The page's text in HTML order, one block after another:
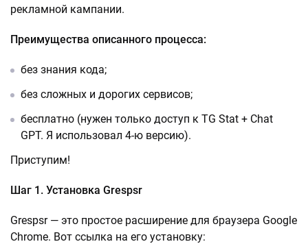
рекламной кампании.
Преимущества описанного процесса:
без знания кода;
без сложных и дорогих сервисов;
бесплатно (нужен только доступ к TG Stat + Chat
GPT. Я использовал 4-ю версию).
Приступим!
Шаг 1. Установка Grespsr
Grespsr — это простое расширение для браузера Google
Chrome. Вот ссылка на его установку: